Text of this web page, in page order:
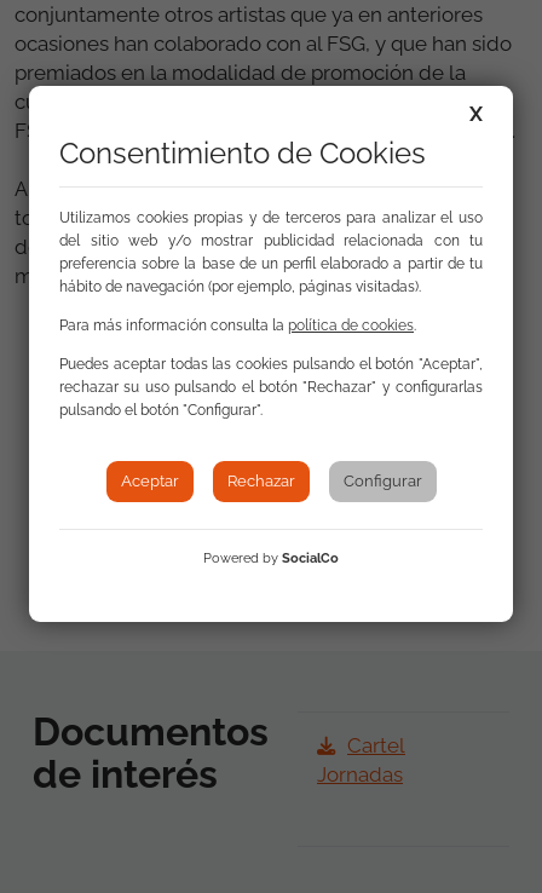
conjuntamente otros artistas que ya en anteriores
ocasiones han colaborado con al FSG, y que han sido
premiados en la modalidad de promoción de la
cultura, en la "Entrega de premios 8 de abril" que la
FSG Almería, viene celebrando desde hace dos años.
Al término de las jornadas, la valoración general de
todas las personas que decidieron colaborar con su
donativo a a la entrada, fue bastante positiva
mostrando actitudes de agradecimiento.
Documentos
de interés
Cartel
Jornadas
X
Consentimiento de Cookies
Utilizamos cookies propias y de terceros para analizar el uso
del sitio web y/o mostrar publicidad relacionada con tu
preferencia sobre la base de un perfil elaborado a partir de tu
hábito de navegación (por ejemplo, páginas visitadas).
Para más información consulta la política de cookies.
Puedes aceptar todas las cookies pulsando el botón "Aceptar",
rechazar su uso pulsando el botón "Rechazar" y configurarlas
pulsando el botón "Configurar".
Aceptar Rechazar Configurar
Powered by SocialCo